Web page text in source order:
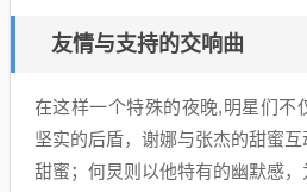
友情与支持的交响曲
在这样一个特殊的夜晚,明星们不
坚实的后盾，谢娜与张杰的甜蜜
甜蜜；何炅则以他特有的幽默感